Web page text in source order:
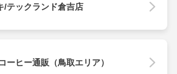
/テックランド倉吉店
ーヒー通販（鳥取エリア）